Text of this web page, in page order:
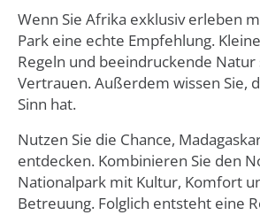
Wenn Sie Afrika exklusiv erleben
Park eine echte Empfehlung.
Regeln und beeindruckende Natur
Vertrauen. Außerdem wissen Sie,
Sinn hat.
Nutzen Sie die Chance,
entdecken. Kombinieren Sie den
Nationalpark mit Kultur, Komfort
Betreuung. Folglich entsteht eine